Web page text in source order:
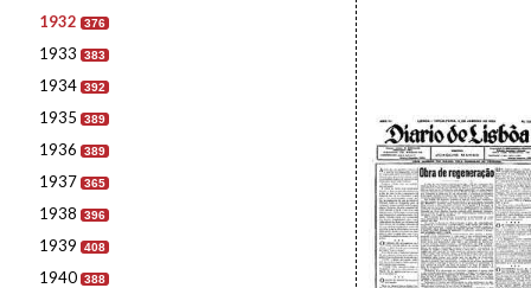
1932 376
1933 383
1934 392
1935 389
1936 389
1937 365
1938 396
1939 408
1940 388